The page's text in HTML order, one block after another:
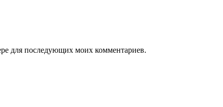
для последующих моих комментариев.